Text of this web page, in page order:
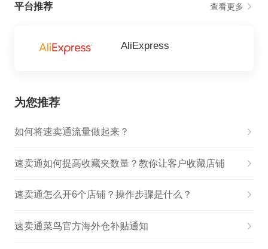
平台推荐 查看更多
AliExpress
为您推荐
如何将速卖通流量做起来？
速卖通如何提高收藏夹数量？教你让客户收藏店铺
速卖通怎么开6个店铺？操作步骤是什么？
速卖通菜鸟官方海外仓补贴通知